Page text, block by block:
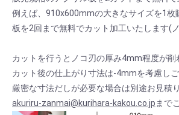
例えば、910x600mmの大きなサイズを1枚
板を2回まで無料でカット加工いたします(
カットを行うとノコ刃の厚み4mm程度が削
カット後の仕上がり寸法は-4mmを考慮しご
厳密な寸法だしが必要な場合は別途お見積
akuriru-zanmai@kurihara-kakou.co.jp まで